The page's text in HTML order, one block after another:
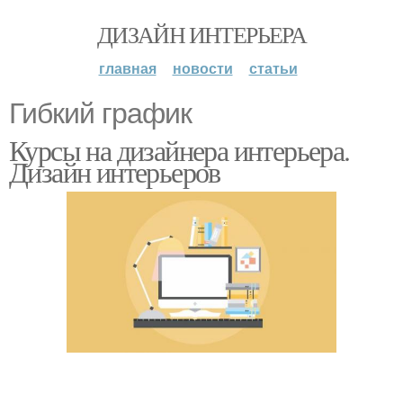
ДИЗАЙН ИНТЕРЬЕРА
главная новости статьи
Гибкий график
Курсы на дизайнера интерьера.
Дизайн интерьеров